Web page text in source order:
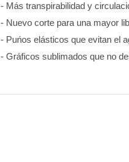
- Más transpirabilidad y
- Nuevo corte para una mayor
- Puńos elásticos que evitan el
- Gráficos sublimados que no